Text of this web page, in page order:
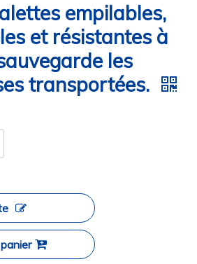
empilables,
et résistantes à
les
transportées.